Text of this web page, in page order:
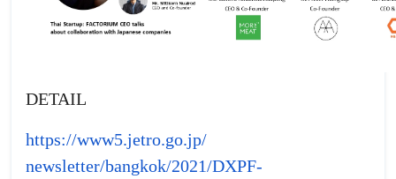
DETAIL
https://www5.jetro.go.jp/
newsletter/bangkok/2021/DXPF-